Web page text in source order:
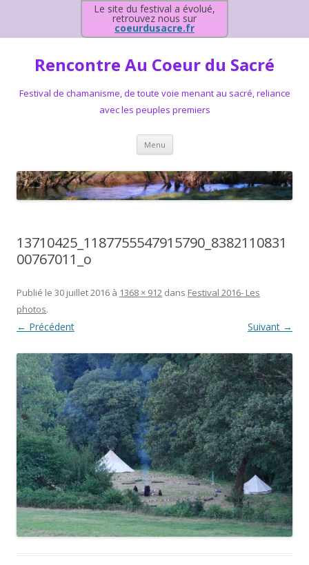
Le site du festival a évolué,
retrouvez nous sur
coeurdusacre.fr
Rencontre Au Coeur du Sacré
Festival de chamanisme, de toute voie menant au sacré, reliance
avec les peuples premiers
Menu Aller au contenu principal
13710425_1187755547915790_8382110831
00767011_o
Publié le 30 juillet 2016 à 1368 × 912 dans Festival 2016- Les
photos.
← Précédent Suivant →